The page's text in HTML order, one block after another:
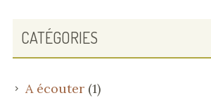
CATÉGORIES
A écouter(1)